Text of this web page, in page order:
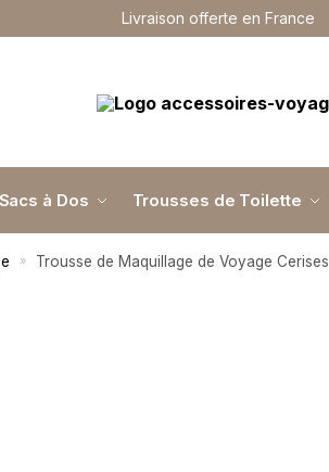
Livraison offerte en France
Sacs à Dos Trousses de Toilette
» Trousse de Maquillage de Voyage Cerises